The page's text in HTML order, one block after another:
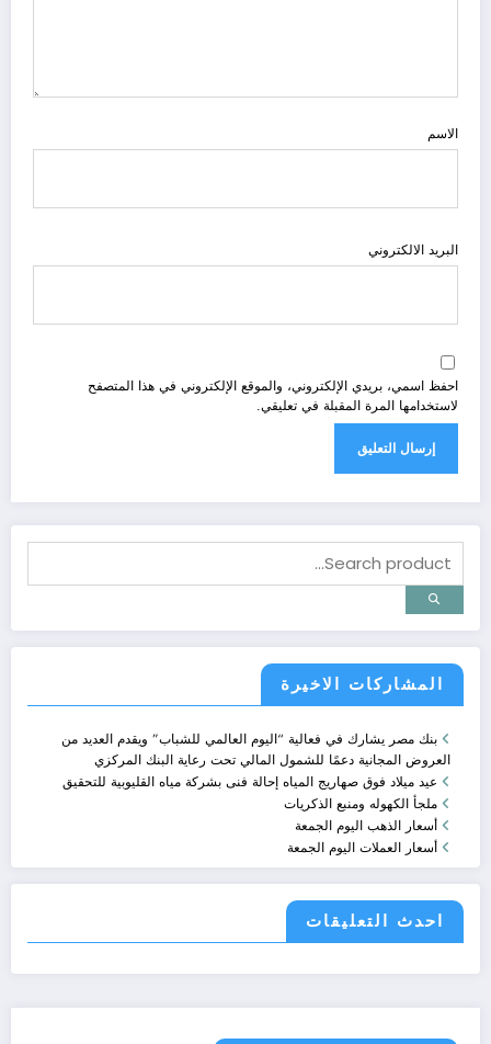
الاسم
البريد الالكتروني
احفظ اسمي، بريدي الإلكتروني، والموقع الإلكتروني في هذا المتصفح
لاستخدامها المرة المقبلة في تعليقي.
المشاركات الاخيرة
بنك مصر يشارك في فعالية “اليوم العالمي للشباب” ويقدم العديد من
العروض المجانية دعمًا للشمول المالي تحت رعاية البنك المركزي
عيد ميلاد فوق صهاريج المياه إحالة فنى بشركة مياه القليوبية للتحقيق
ملجأ الكهوله ومنبع الذكريات
أسعار الذهب اليوم الجمعة
أسعار العملات اليوم الجمعة
احدث التعليقات